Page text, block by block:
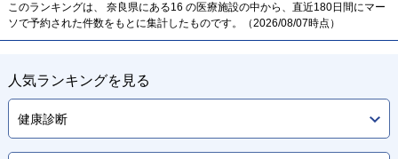
このランキングは、 奈良県にある16 の医療施設の中から、直近180日間にマー
ソで予約された件数をもとに集計したものです。（2026/08/07時点）
人気ランキングを見る